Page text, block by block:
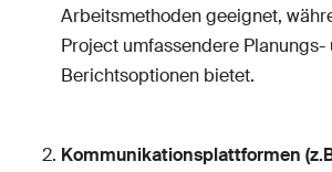
Arbeitsmethoden geeignet,
Project umfassendere Planungs-
Berichtsoptionen bietet.
Kommunikationsplattformen